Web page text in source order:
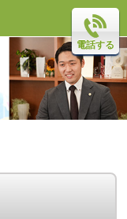
電話する